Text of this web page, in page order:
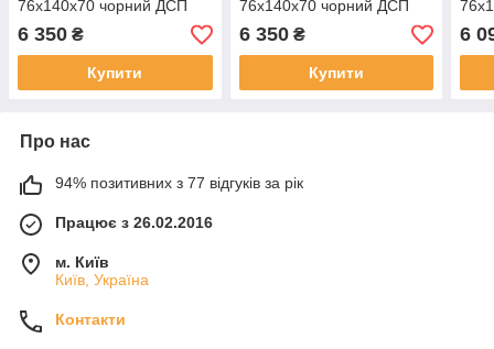
76x140x70 чорний ДСП
Дуб Сонома 32мм (FRD-
101960)
6 350 ₴
Купити
76x140x70 чорний ДСП
Дуб Сонома Трюфель
32мм (FRD-101961)
6 350₴
Купити
Дуб
6
Про нас
94% позитивних з 77 відгуків за рік
Працює з 26.02.2016
м. Київ
Київ, Україна
Контакти